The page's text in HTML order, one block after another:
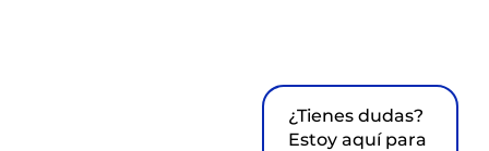
¿Tienes dudas?
Estoy aquí para